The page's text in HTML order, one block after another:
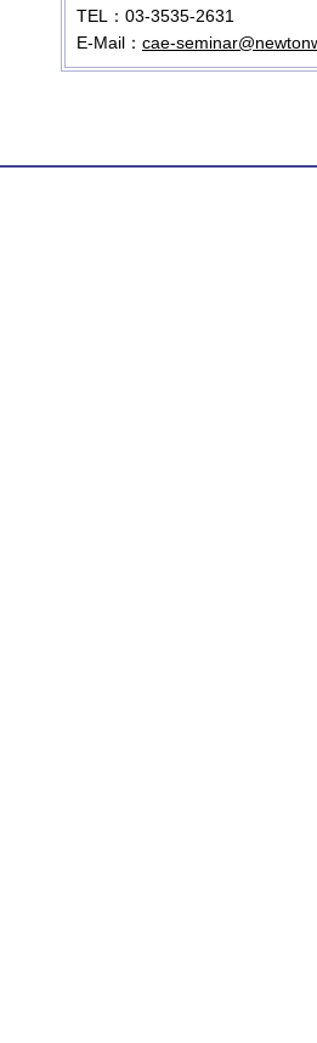
TEL：03-3535-2631
E-Mail： cae-